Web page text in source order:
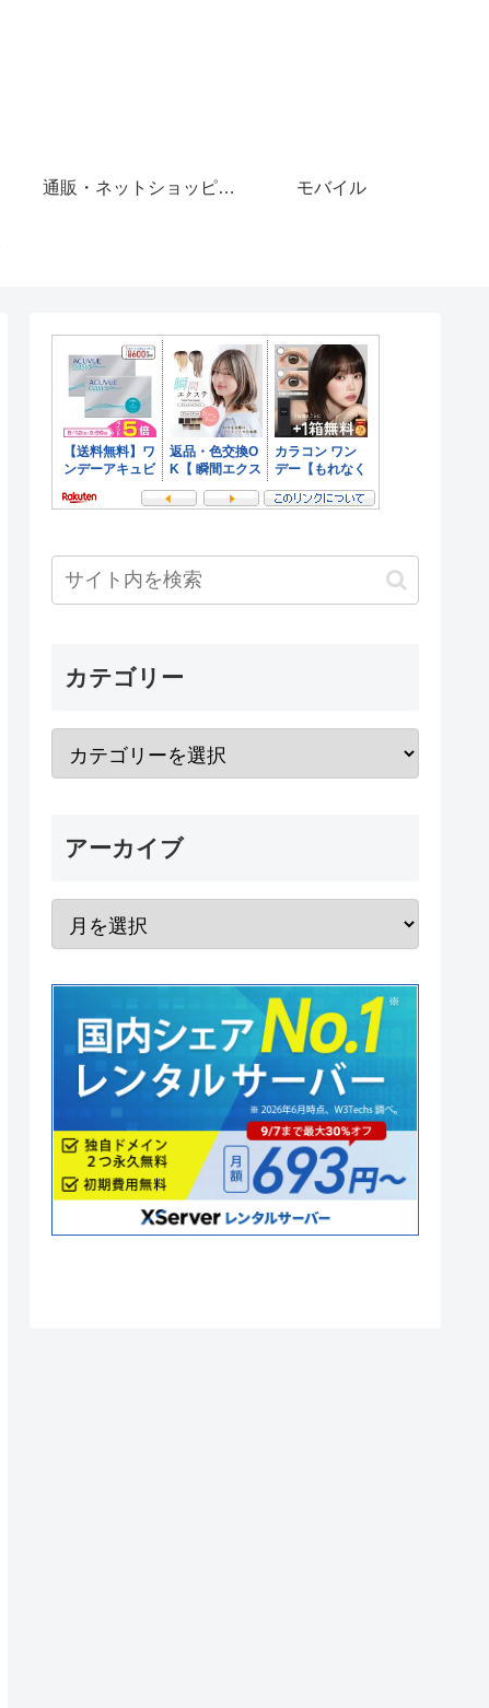
通販・ネットショッピング モバイル
カテゴリー
アーカイブ